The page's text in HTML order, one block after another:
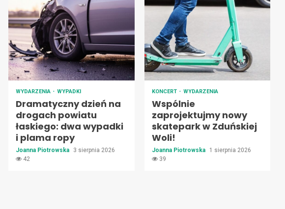
WYDARZENIA WYPADKI
Dramatyczny dzień na
drogach powiatu
łaskiego: dwa wypadki
i plama ropy
Joanna Piotrowska
3 sierpnia 2026
42
KONCERT WYDARZENIA
Wspólnie
zaprojektujmy nowy
skatepark w Zduńskiej
Woli!
Joanna Piotrowska
1 sierpnia 2026
39